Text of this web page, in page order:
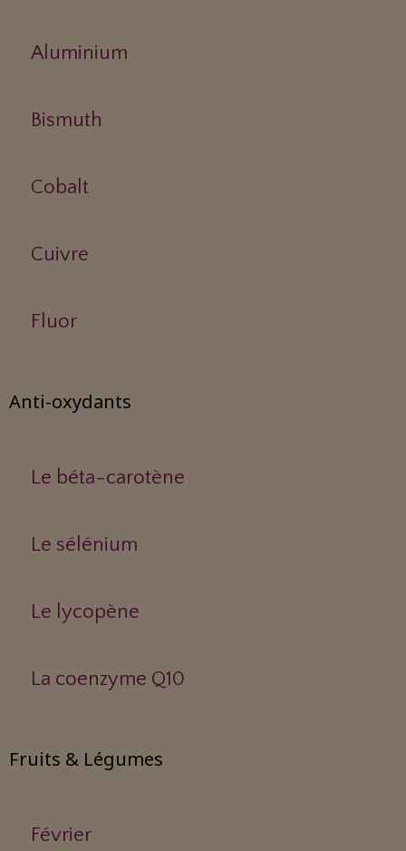
Aluminium
Bismuth
Cobalt
Cuivre
Fluor
Anti-oxydants
Le béta-carotène
Le sélénium
Le lycopène
La coenzyme Q10
Fruits & Légumes
Février